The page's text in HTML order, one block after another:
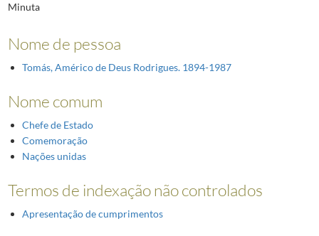
Minuta
Nome de pessoa
Tomás, Américo de Deus Rodrigues. 1894-1987
Nome comum
Chefe de Estado
Comemoração
Nações unidas
Termos de indexação não controlados
Apresentação de cumprimentos